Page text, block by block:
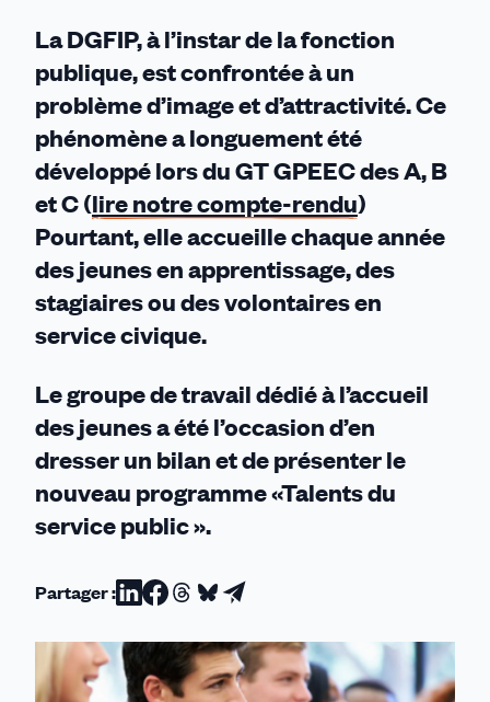
La DGFIP, à l’instar de la fonction
publique, est confrontée à un
problème d’image et d’attractivité. Ce
phénomène a longuement été
développé lors du GT GPEEC des A, B
et C (lire notre compte-rendu)
Pourtant, elle accueille chaque année
des jeunes en apprentissage, des
stagiaires ou des volontaires en
service civique.
Le groupe de travail dédié à l’accueil
des jeunes a été l’occasion d’en
dresser un bilan et de présenter le
nouveau programme «Talents du
service public ».
Partager :Partager
sur
Linkedin
Partager
sur
Facebook
Partager
sur
Threads
Partager
sur
Bluesky
Partager
par
email